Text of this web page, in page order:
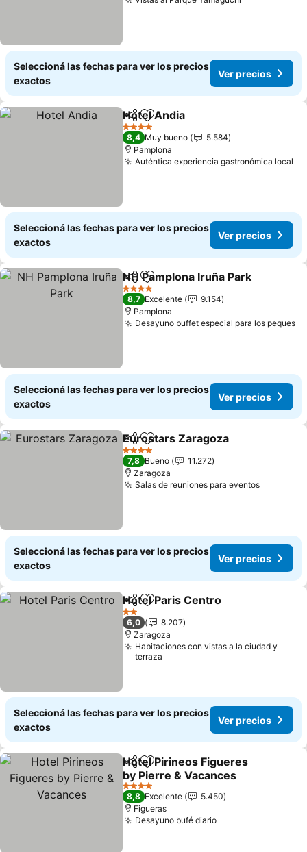
Seleccioná las fechas para ver los precios
exactos
Ver precios
CompartirAñadir a favoritos
Hotel Andia
4 Estrellas
8,4 Muy bueno
5.584
Pamplona
Auténtica experiencia gastronómica local
Seleccioná las fechas para ver los precios
exactos
Ver precios
CompartirAñadir a favoritos
NH Pamplona Iruña Park
4 Estrellas
8,7 Excelente
9.154
Pamplona
Desayuno buffet especial para los peques
Seleccioná las fechas para ver los precios
exactos
Ver precios
CompartirAñadir a favoritos
Eurostars Zaragoza
4 Estrellas
7,8 Bueno
11.272
Zaragoza
Salas de reuniones para eventosVer
Seleccioná las fechas para ver los precios
exactos
Ver precios
CompartirAñadir a favoritos
Hotel Paris Centro
2 Estrellas
6,0
8.207
Zaragoza
Habitaciones con vistas a la ciudad y
terraza
Seleccioná las fechas para ver los precios
exactos
Ver precios
CompartirAñadir a favoritos
Hotel Pirineos Figueres
by Pierre & Vacances
Ver precios
4 Estrellas
8,8 Excelente
5.450
Figueras
Desayuno bufé diarioVer precios